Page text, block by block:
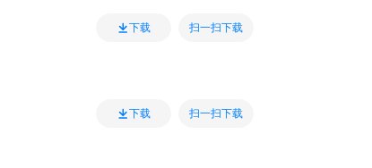
下载 扫一扫下载
下载 扫一扫下载